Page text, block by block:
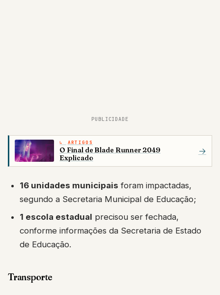
PUBLICIDADE
ARTIGOS
O Final de Blade Runner 2049
Explicado
→
16 unidades municipais foram impactadas,
segundo a Secretaria Municipal de Educação;
1 escola estadual precisou ser fechada,
conforme informações da Secretaria de Estado
de Educação.
Transporte